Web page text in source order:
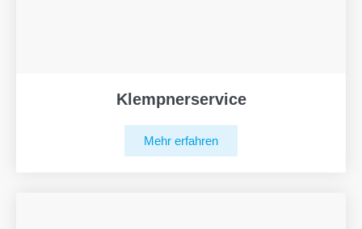
Klempnerservice
Mehr erfahren